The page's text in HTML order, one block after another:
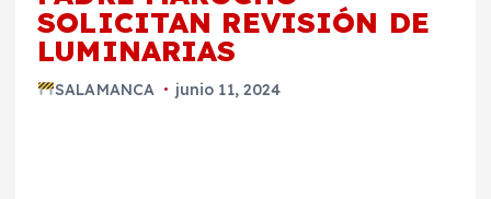
SOLICITAN REVISIÓN DE
LUMINARIAS
SALAMANCA junio 11, 2024